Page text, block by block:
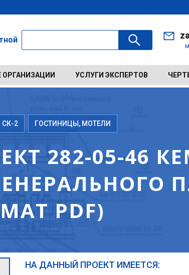
ОРГАНИЗАЦИИ УСЛУГИ ЭКСПЕРТОВ
2 ГОСТИНИЦЫ, МОТЕЛИ
282-05-46
PDF)
НА ДАННЫЙ ПРОЕКТ ИМЕЕТСЯ: